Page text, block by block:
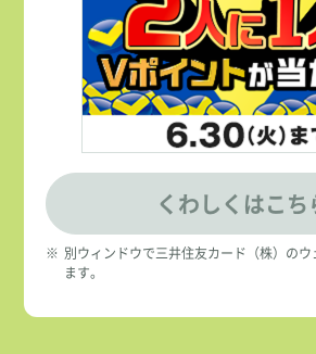
くわしくはこち
※ 別ウィンドウで三井住友カード（株）の
ます。